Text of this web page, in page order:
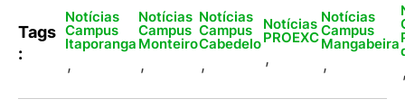
Tags
:
Notícias
Campus
Itaporanga
,
Notícias
Campus
Monteiro
,
Notícias
Campus
Cabedelo
,
Notícias
PROEXC
,
Notícias
Campus
Mangabeira
,